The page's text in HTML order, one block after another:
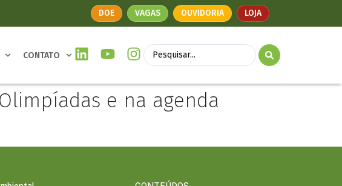
DOE VAGAS OUVIDORIA LOJA
CONTATO
e na agenda